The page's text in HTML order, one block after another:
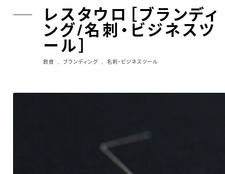
レスタウロ［ブランディ
ング/名刺・ビジネスツ
ール］
飲食 ブランディング 名刺・ビジネスツール